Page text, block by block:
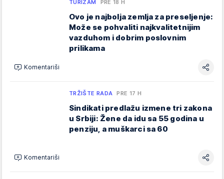
TURIZAM PRE 18 H
Ovo je najbolja zemlja za preseljenje:
Može se pohvaliti najkvalitetnijim
vazduhom i dobrim poslovnim
prilikama
Komentariši
TRŽIŠTE RADA PRE 17 H
Sindikati predlažu izmene tri zakona
u Srbiji: Žene da idu sa 55 godina u
penziju, a muškarci sa 60
Komentariši